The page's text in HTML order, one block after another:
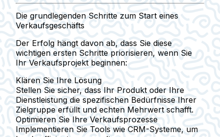
Die grundlegenden Schritte zum Start eines
Verkaufsgeschäfts
Der Erfolg hängt davon ab, dass Sie diese
wichtigen ersten Schritte priorisieren, wenn Sie
Ihr Verkaufsprojekt beginnen:
Klären Sie Ihre Lösung
Stellen Sie sicher, dass Ihr Produkt oder Ihre
Dienstleistung die spezifischen Bedürfnisse Ihrer
Zielgruppe erfüllt und echten Mehrwert schafft.
Optimieren Sie Ihre Verkaufsprozesse
Implementieren Sie Tools wie CRM-Systeme, um